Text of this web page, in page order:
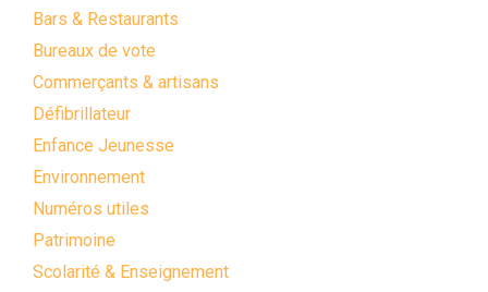
Bars & Restaurants
Bureaux de vote
Commerçants & artisans
Défibrillateur
Enfance Jeunesse
Environnement
Numéros utiles
Patrimoine
Scolarité & Enseignement